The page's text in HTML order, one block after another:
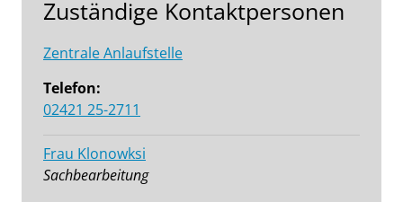
Zuständige Kontaktpersonen
Zentrale Anlaufstelle
Telefon:
02421 25-2711
Frau Klonowksi
Sachbearbeitung